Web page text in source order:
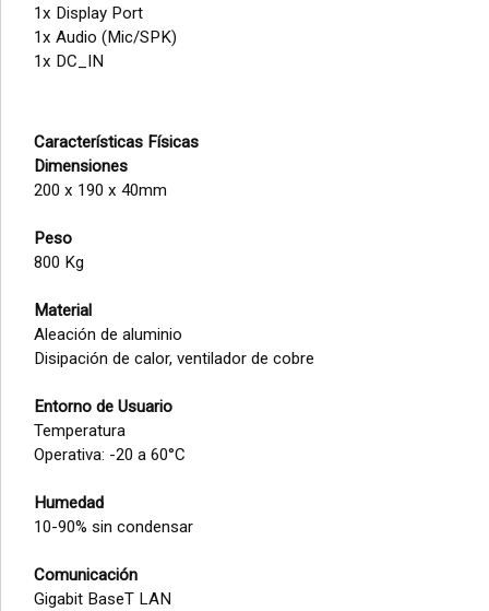
1x Display Port
1x Audio (Mic/SPK)
1x DC_IN
Características Físicas
Dimensiones
200 x 190 x 40mm
Peso
800 Kg
Material
Aleación de aluminio
Disipación de calor, ventilador de cobre
Entorno de Usuario
Temperatura
Operativa: -20 a 60°C
Humedad
10-90% sin condensar
Comunicación
Gigabit BaseT LAN